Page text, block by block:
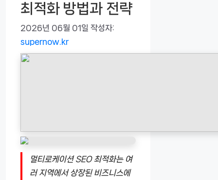
최적화 방법과 전략
2026년 06월 01일 작성자:
supernow.kr
멀티로케이션 SEO 최적화는 여
러 지역에서 상장된 비즈니스에